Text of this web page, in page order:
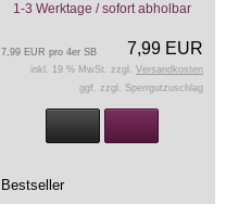
1-3 Werktage / sofort abholbar
7,99 EUR
7,99 EUR pro 4er SB
inkl. 19 % MwSt. zzgl. Versandkosten
ggf. zzgl. Sperrgutzuschlag
Bestseller